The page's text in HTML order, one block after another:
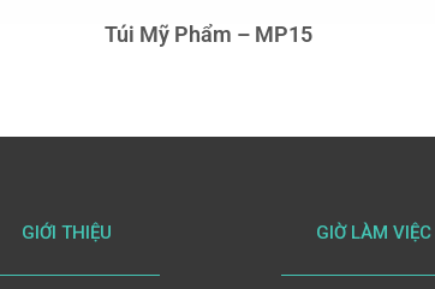
Túi Mỹ Phẩm – MP15
GIỚI THIỆU GIỜ LÀM VIỆC